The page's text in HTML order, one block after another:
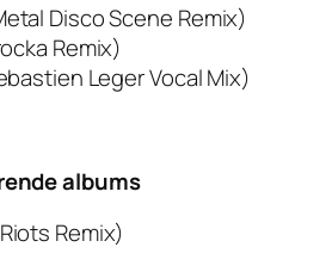
Disco Scene Remix)
Remix)
Leger Vocal Mix)
albums
Remix)